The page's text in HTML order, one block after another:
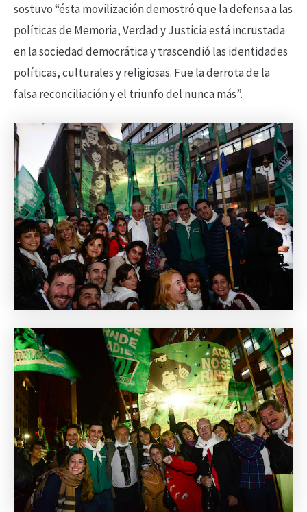
sostuvo “ésta movilización demostró que la defensa a las
políticas de Memoria, Verdad y Justicia está incrustada
en la sociedad democrática y trascendió las identidades
políticas, culturales y religiosas. Fue la derrota de la
falsa reconciliación y el triunfo del nunca más”.